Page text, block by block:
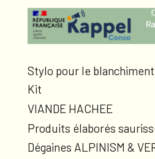
Stylo pour le
Kit
VIANDE HACHEE
Produits élaborés
Dégaines ALPINISM &